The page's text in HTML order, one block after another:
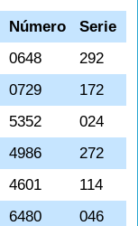
Número
Serie
0648
292
0729
172
5352
024
4986
272
4601
114
6480
046